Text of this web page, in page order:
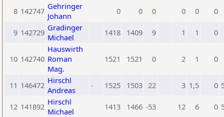
8 142747 Gehringer
Johann
0 0 0 0 0 0
9 142729 Gradinger
Michael
1418 1409 9 1 1 0
10 142740
Hauswirth
Roman
Mag.
1521 1521 0 2 1 0
11 146472 Hirschl
Andreas
- 1525 1503 22 3 1,5 0
12 141892 Hirschl
Michael
1413 1466 -53 12 6 0